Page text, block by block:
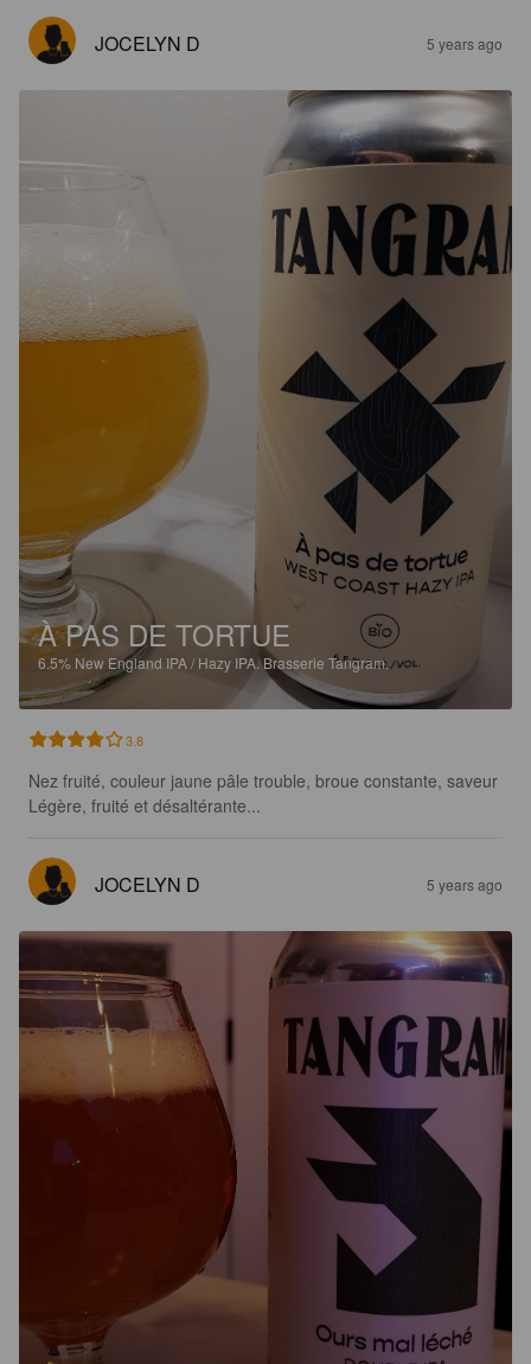
JOCELYN D 5 years ago
À PAS DE TORTUE
6.5% New England IPA / Hazy IPA.Brasserie Tangram.
3.8
Nez fruité, couleur jaune pâle trouble, broue constante, saveur
Légère, fruité et désaltérante...
JOCELYN D 5 years ago